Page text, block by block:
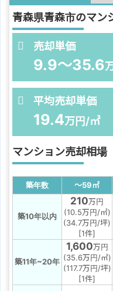
青森県青森市のマ
売却単価
9.9～35.6
平均売却単価
19.4万円/㎡
マンション売却相
築年数 ～59㎡
築10年以内
210万円
(10.5万円/㎡)
(34.7万円/坪)
[1件]
築11年~20年
1,600万円
(35.6万円/㎡)
(117.7万円/坪)
[1件]